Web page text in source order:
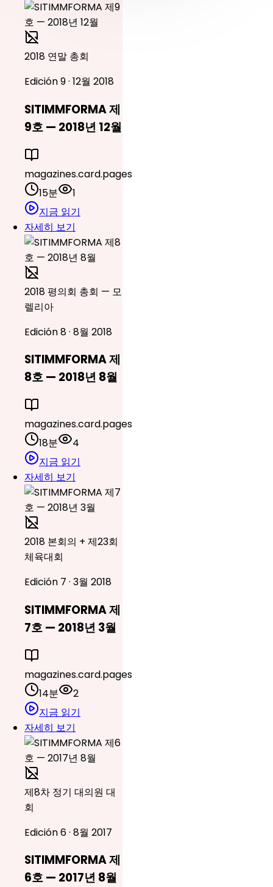
2018 연말 총회
Edición 9 · 12월 2018
SITIMMFORMA 제
9호 — 2018년 12월
magazines.card.pages
15분
1
지금 읽기
자세히 보기
2018 평의회 총회 — 모
렐리아
Edición 8 · 8월 2018
SITIMMFORMA 제
8호 — 2018년 8월
magazines.card.pages
18분
4
지금 읽기
자세히 보기
2018 본회의 + 제23회
체육대회
Edición 7 · 3월 2018
SITIMMFORMA 제
7호 — 2018년 3월
magazines.card.pages
14분
2
지금 읽기
자세히 보기
제8차 정기 대의원 대
회
Edición 6 · 8월 2017
SITIMMFORMA 제
6호 — 2017년 8월